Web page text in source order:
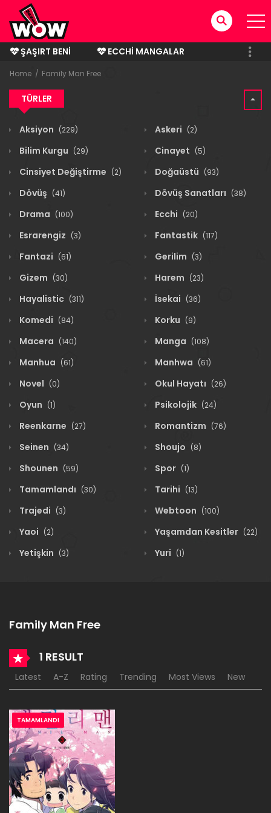
ŞAŞIRT BENI
ECCHI MANGALAR
BITMIŞ MANGALAR
Home Family Man Free
TÜRLER
Aksiyon (229) Askeri (2)
Bilim Kurgu (29) Cinayet (5)
Cinsiyet Değiştirme (2) Doğaüstü (93)
Dövüş (41) Dövüş Sanatları (38)
Drama (100) Ecchi (20)
Esrarengiz (3) Fantastik (117)
Fantazi (61) Gerilim (3)
Gizem (30) Harem (23)
Hayalistic (311) İsekai (36)
Komedi (84) Korku (9)
Macera (140) Manga (108)
Manhua (61) Manhwa (61)
Novel (0) Okul Hayatı (26)
Oyun (1) Psikolojik (24)
Reenkarne (27) Romantizm (76)
Seinen (34) Shoujo (8)
Shounen (59) Spor (1)
Tamamlandı (30) Tarihi (13)
Trajedi (3) Webtoon (100)
Yaoi (2) Yaşamdan Kesitler (22)
Yetişkin (3) Yuri (1)
Family Man Free
1 RESULT
Latest A-Z Rating Trending Most Views New
TAMAMLANDI